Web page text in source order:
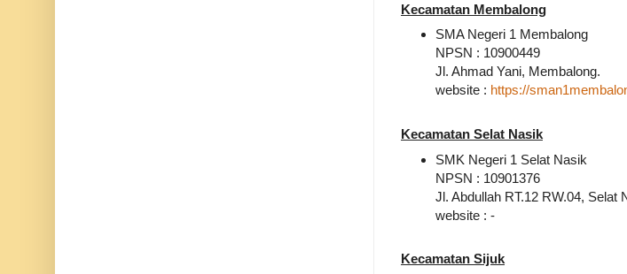
Kecamatan Membalong
SMA Negeri 1 Membalong
NPSN : 10900449
Jl. Ahmad Yani, Membalong.
website : https://
Kecamatan Selat Nasik
SMK Negeri 1 Selat Nasik
NPSN : 10901376
Jl. Abdullah RT.12 RW.04, Selat
website : -
Kecamatan Sijuk